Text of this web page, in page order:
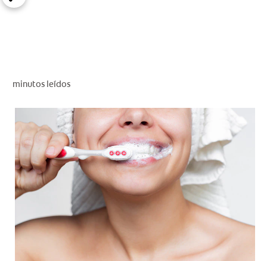
SV (ES)
SUSCRÍBASE
minutos leídos